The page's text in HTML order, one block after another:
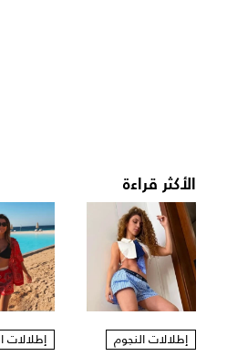
الأكثر قراءة
إطلالات النجوم إطلالات